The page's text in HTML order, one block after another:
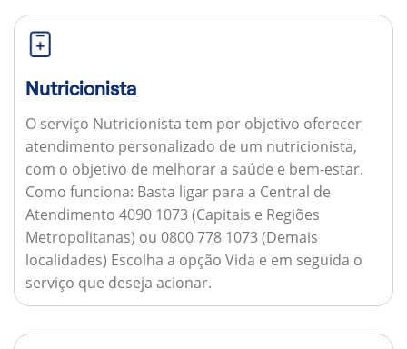
Nutricionista
O serviço Nutricionista tem por objetivo oferecer
atendimento personalizado de um nutricionista,
com o objetivo de melhorar a saúde e bem-estar.
Como funciona: Basta ligar para a Central de
Atendimento 4090 1073 (Capitais e Regiões
Metropolitanas) ou 0800 778 1073 (Demais
localidades) Escolha a opção Vida e em seguida o
serviço que deseja acionar.